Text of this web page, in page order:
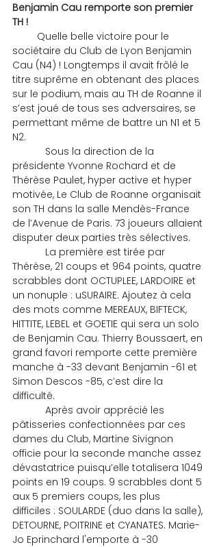
Benjamin Cau remporte son premier
TH !
Quelle belle victoire pour le
sociétaire du Club de Lyon Benjamin
Cau (N4) ! Longtemps il avait frôlé le
titre suprême en obtenant des places
sur le podium, mais au TH de Roanne il
s’est joué de tous ses adversaires, se
permettant même de battre un N1 et 5
N2.
Sous la direction de la
présidente Yvonne Rochard et de
Thérèse Paulet, hyper active et hyper
motivée, Le Club de Roanne organisait
son TH dans la salle Mendès-France
de l’Avenue de Paris. 73 joueurs allaient
disputer deux parties très sélectives.
La première est tirée par
Thérèse, 21 coups et 964 points, quatre
scrabbles dont OCTUPLEE, LARDOIRE et
un nonuple : uSURAIRE. Ajoutez à cela
des mots comme MEREAUX, BIFTECK,
HITTITE, LEBEL et GOETIE qui sera un solo
de Benjamin Cau. Thierry Boussaert, en
grand favori remporte cette première
manche à -33 devant Benjamin -61 et
Simon Descos -85, c’est dire la
difficulté.
Après avoir apprécié les
pâtisseries confectionnées par ces
dames du Club, Martine Sivignon
officie pour la seconde manche assez
dévastatrice puisqu’elle totalisera 1049
points en 19 coups. 9 scrabbles dont 5
aux 5 premiers coups, les plus
difficiles : SOULARDE (duo dans la salle),
DETOURNE, POITRINE et CYANATES. Marie-
Jo Eprinchard l'emporte à -30